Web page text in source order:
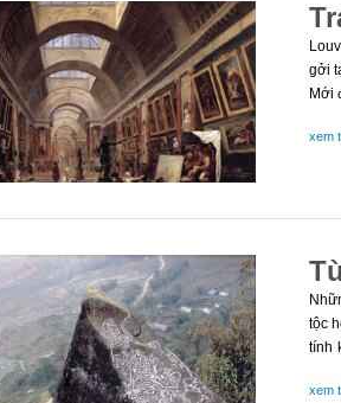
gởi
Mới
xem
tộc
tính
xem